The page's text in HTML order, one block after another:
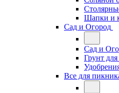
Шапки и
Сад и Огород
Сад и
Грунт
Все для